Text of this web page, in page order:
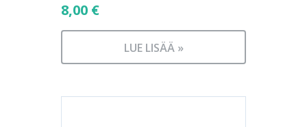
8,00 €
LUE LISÄÄ »